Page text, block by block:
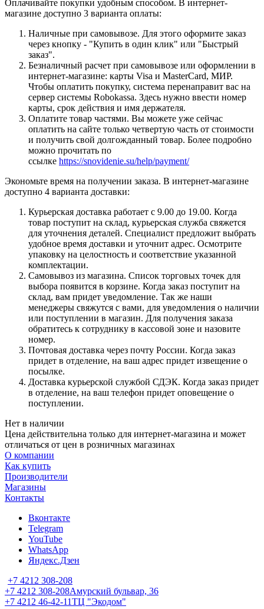
Оплачивайте покупки удобным способом. В интернет-
магазине доступно 3 варианта оплаты:
Наличные при самовывозе. Для этого оформите заказ
через кнопку - "Купить в один клик" или "Быстрый
заказ".
Безналичный расчет при самовывозе или оформлении в
интернет-магазине: карты Visa и MasterCard, МИР.
Чтобы оплатить покупку, система перенаправит вас на
сервер системы Robokassa. Здесь нужно ввести номер
карты, срок действия и имя держателя.
Оплатите товар частями. Вы можете уже сейчас
оплатить на сайте только четвертую часть от стоимости
и получить свой долгожданный товар. Более подробно
можно прочитать по
ссылке https://snovidenie.su/help/payment/
Экономьте время на получении заказа. В интернет-магазине
доступно 4 варианта доставки:
Курьерская доставка работает с 9.00 до 19.00. Когда
товар поступит на склад, курьерская служба свяжется
для уточнения деталей. Специалист предложит выбрать
удобное время доставки и уточнит адрес. Осмотрите
упаковку на целостность и соответствие указанной
комплектации.
Самовывоз из магазина. Список торговых точек для
выбора появится в корзине. Когда заказ поступит на
склад, вам придет уведомление. Так же наши
менеджеры свяжутся с вами, для уведомления о наличии
или поступлении в магазин. Для получения заказа
обратитесь к сотруднику в кассовой зоне и назовите
номер.
Почтовая доставка через почту России. Когда заказ
придет в отделение, на ваш адрес придет извещение о
посылке.
Доставка курьерской службой СДЭК. Когда заказ придет
в отделение, на ваш телефон придет оповещение о
поступлении.
Нет в наличии
Цена действительна только для интернет-магазина и может
отличаться от цен в розничных магазинах
О компании
Как купить
Производители
Магазины
Контакты
Вконтакте
Telegram
YouTube
WhatsApp
Яндекс.Дзен
+7 4212 308-208
+7 4212 308-208Амурский бульвар, 36
+7 4212 46-42-11ТЦ "Экодом"